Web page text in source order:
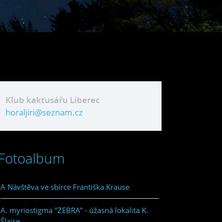
Klub kaktusářu Liberec
horaljiri@seznam.cz
A Návštěva ve sbírce Františka Krause
A. myriostigma "ZEBRA" - úžasná lokalita K.